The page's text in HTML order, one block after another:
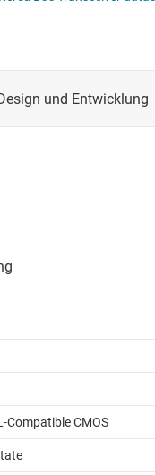
Spannungsumsetzer &
Compatible CMOS